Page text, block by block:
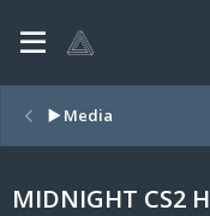
▶️ Media
MIDNIGHT CS2